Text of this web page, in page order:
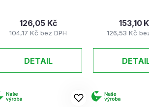
104,17 Kč bez DPH
126,05 Kč
DETAIL
126,53 Kč
153,10